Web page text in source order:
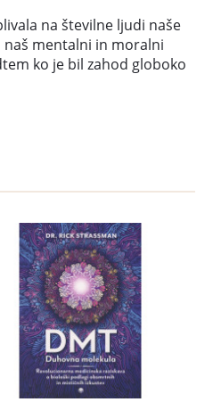
na številne ljudi naše
naš mentalni in moralni
ko je bil zahod globoko